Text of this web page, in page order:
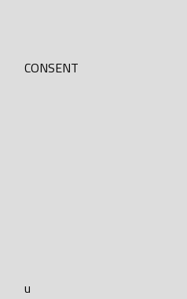
CONSENT
u